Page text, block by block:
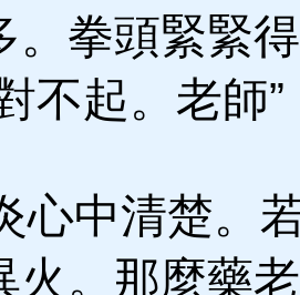
。拳頭緊緊
不起。老師”
中清楚。
火。那麼藥